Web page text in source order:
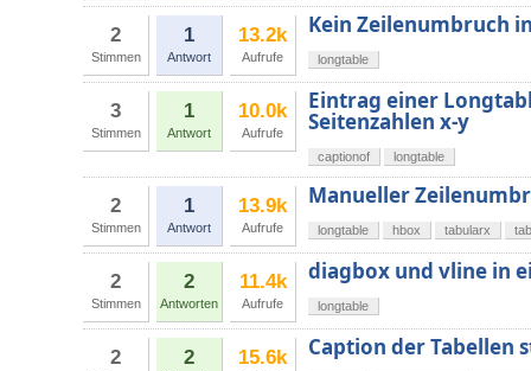
2
Stimmen
1
Antwort
13.2k
Aufrufe
Kein Zeilenumbruch
longtable
3
Stimmen
1
Antwort
10.0k
Aufrufe
Eintrag einer
Seitenzahlen x-y
captionof longtable
2
Stimmen
1
Antwort
13.9k
Aufrufe
Manueller
longtable hbox tabularx
2
Stimmen
2
Antworten
11.4k
Aufrufe
diagbox und vline in
longtable
2 2 15.6k Caption der Tabellen